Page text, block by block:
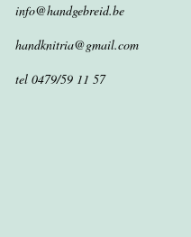
info@handgebreid.be
handknitria@gmail.com
tel 0479/59 11 57